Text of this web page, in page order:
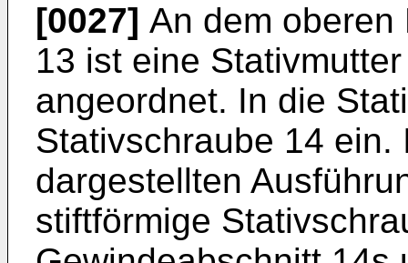
[0027] An dem
13 ist eine
angeordnet. In die
Stativschraube 14
dargestellten
stiftförmige